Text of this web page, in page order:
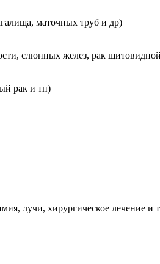
маточных труб и др)
слюнных желез, рак
рак и тп)
лучи, хирургическое лечение и